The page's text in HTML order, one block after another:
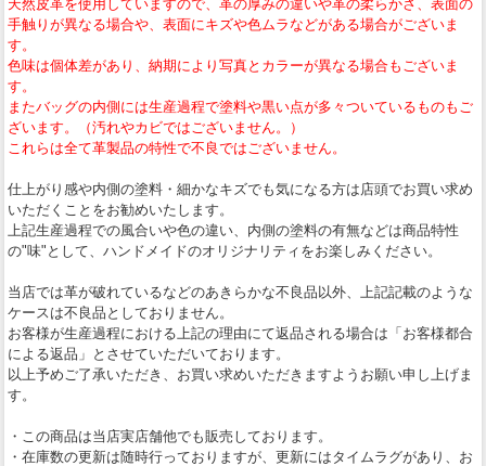
天然皮革を使用していますので、革の厚みの違いや革の柔らかさ、表面の
手触りが異なる場合や、表面にキズや色ムラなどがある場合がございま
す。
色味は個体差があり、納期により写真とカラーが異なる場合もございま
す。
またバッグの内側には生産過程で塗料や黒い点が多々ついているものもご
ざいます。（汚れやカビではございません。）
これらは全て革製品の特性で不良ではございません。
仕上がり感や内側の塗料・細かなキズでも気になる方は店頭でお買い求め
いただくことをお勧めいたします。
上記生産過程での風合いや色の違い、内側の塗料の有無などは商品特性
の"味"として、ハンドメイドのオリジナリティをお楽しみください。
当店では革が破れているなどのあきらかな不良品以外、上記記載のような
ケースは不良品としておりません。
お客様が生産過程における上記の理由にて返品される場合は「お客様都合
による返品」とさせていただいております。
以上予めご了承いただき、お買い求めいただきますようお願い申し上げま
す。
・この商品は当店実店舗他でも販売しております。
・在庫数の更新は随時行っておりますが、更新にはタイムラグがあり、お